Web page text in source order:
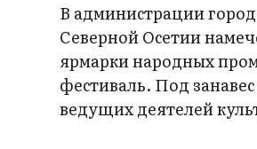
В администрации
Северной Осетии
ярмарки народных
фестиваль. Под
ведущих деятелей